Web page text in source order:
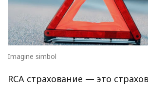
Imagine simbol
RCA страхование — это